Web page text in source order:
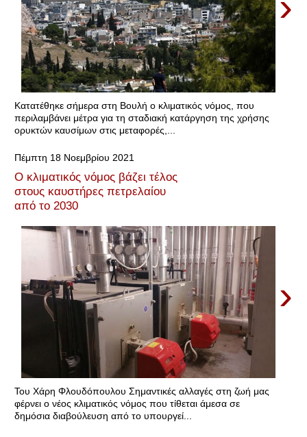
Κατατέθηκε σήμερα στη Βουλή ο κλιματικός νόμος, που
περιλαμβάνει μέτρα για τη σταδιακή κατάργηση της χρήσης
ορυκτών καυσίμων στις μεταφορές,...
Πέμπτη 18 Νοεμβρίου 2021
Ο κλιματικός νόμος βάζει τέλος
στους καυστήρες πετρελαίου
από το 2030
›
Του Χάρη Φλουδόπουλου Σημαντικές αλλαγές στη ζωή μας
φέρνει ο νέος κλιματικός νόμος που τίθεται άμεσα σε
δημόσια διαβούλευση από το υπουργεί...